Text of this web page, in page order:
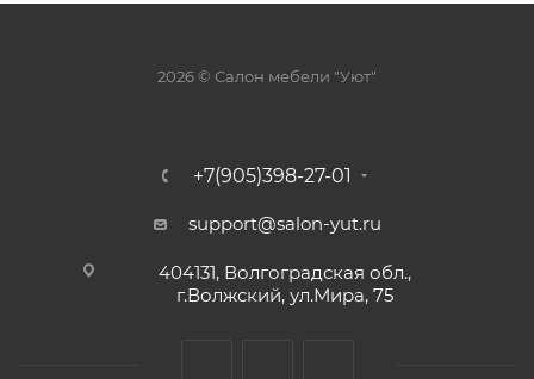
2026 © Салон мебели "Уют"
+7(905)398-27-01
support@salon-yut.ru
404131, Волгоградская обл.,
г.Волжский, ул.Мира, 75